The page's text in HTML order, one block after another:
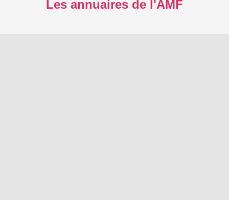
Les annuaires de l'AMF